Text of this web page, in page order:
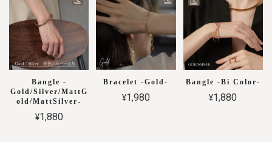
Bangle -
Gold/Silver/MattG
old/MattSilver-
¥1,880
Bracelet -Gold-
¥1,980
Bangle -Bi Color-
¥1,880